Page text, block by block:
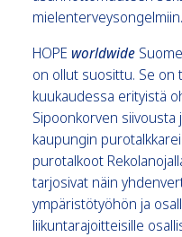
mielenterveysongelmiin.
HOPE worldwide
on ollut suosittu. Se on
kuukaudessa erityistä
Sipoonkorven siivousta
kaupungin
purotalkoot
tarjosivat näin
ympäristötyöhön ja
liikuntarajoitteisille